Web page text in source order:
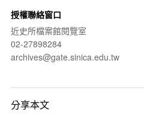
授權聯絡窗口
近史所檔案館閱覽室
02-27898284
archives@gate.sinica.edu.tw
分享本文